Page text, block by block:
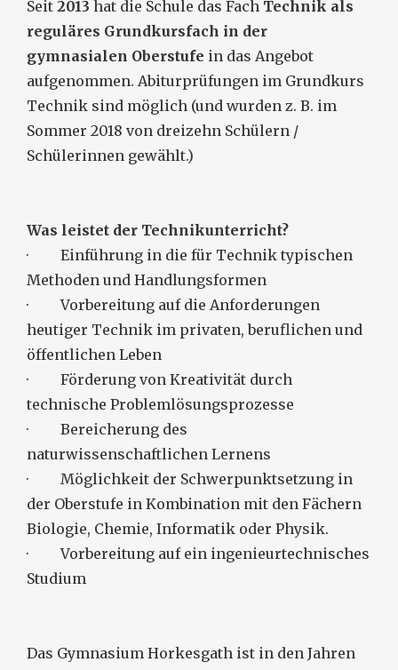
Seit 2013 hat die Schule das Fach Technik als
reguläres Grundkursfach in der
gymnasialen Oberstufe in das Angebot
aufgenommen. Abiturprüfungen im Grundkurs
Technik sind möglich (und wurden z. B. im
Sommer 2018 von dreizehn Schülern /
Schülerinnen gewählt.)
Was leistet der Technikunterricht?
· Einführung in die für Technik typischen
Methoden und Handlungsformen
· Vorbereitung auf die Anforderungen
heutiger Technik im privaten, beruflichen und
öffentlichen Leben
· Förderung von Kreativität durch
technische Problemlösungsprozesse
· Bereicherung des
naturwissenschaftlichen Lernens
· Möglichkeit der Schwerpunktsetzung in
der Oberstufe in Kombination mit den Fächern
Biologie, Chemie, Informatik oder Physik.
· Vorbereitung auf ein ingenieurtechnisches
Studium
Das Gymnasium Horkesgath ist in den Jahren